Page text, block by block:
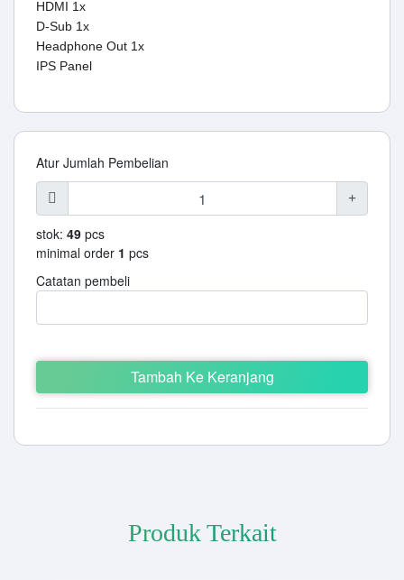
HDMI 1x
D-Sub 1x
Headphone Out 1x
IPS Panel
Atur Jumlah Pembelian
stok: 49 pcs
minimal order 1 pcs
Catatan pembeli
Tambah Ke Keranjang
Produk Terkait